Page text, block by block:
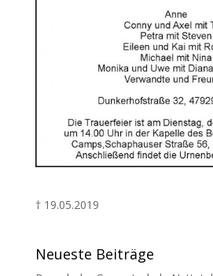
† 19.05.2019
Neueste Beiträge